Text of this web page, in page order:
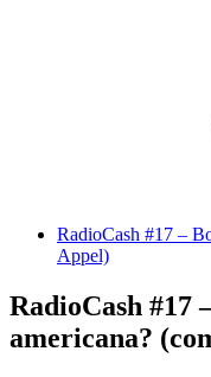
RadioCash #17 –
Appel)
RadioCash #17
americana?